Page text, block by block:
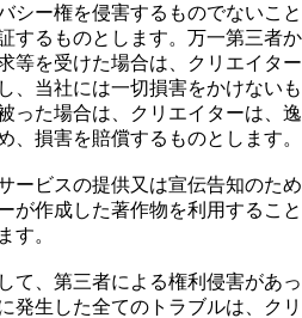
シー権を侵害するものでないこと
するものとします。万一第三者か
等を受けた場合は、クリエイター
、当社には一切損害をかけないも
った場合は、クリエイターは、逸
、損害を賠償するものとします。
ービスの提供又は宣伝告知のため
が作成した著作物を利用すること
す。
て、第三者による権利侵害があっ
発生した全てのトラブルは、クリ